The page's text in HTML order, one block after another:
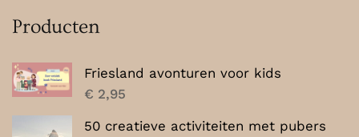
Producten
Friesland avonturen voor kids
€ 2,95
50 creatieve activiteiten met pubers